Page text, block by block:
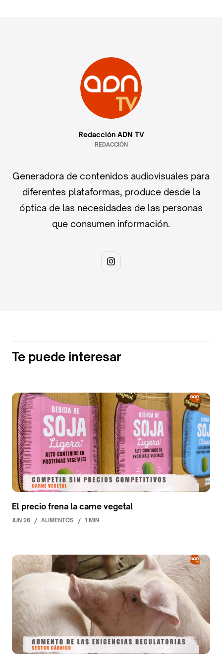
Redacción ADN TV
REDACCIÓN
Generadora de contenidos audiovisuales para
diferentes plataformas, produce desde la
óptica de las necesidades de las personas
que consumen información.
Te puede interesar
El precio frena la carne vegetal
JUN 26 / ALIMENTOS / 1 MIN